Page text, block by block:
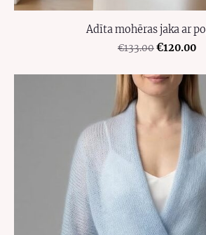
Adīta mohēras jaka ar
€133.00€120.00